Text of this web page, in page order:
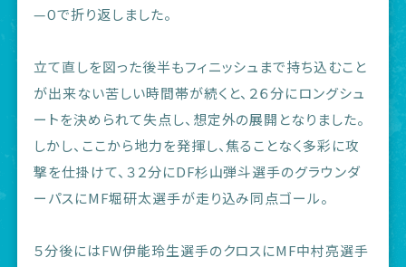
—０で折り返しました。
立て直しを図った後半もフィニッシュまで持ち込むこと
が出来ない苦しい時間帯が続くと、２６分にロングシュ
ートを決められて失点し、想定外の展開となりました。
しかし、ここから地力を発揮し、焦ることなく多彩に攻
撃を仕掛けて、３２分にDF杉山弾斗選手のグラウンダ
ーパスにMF堀研太選手が走り込み同点ゴール。
５分後にはFW伊能玲生選手のクロスにMF中村亮選手